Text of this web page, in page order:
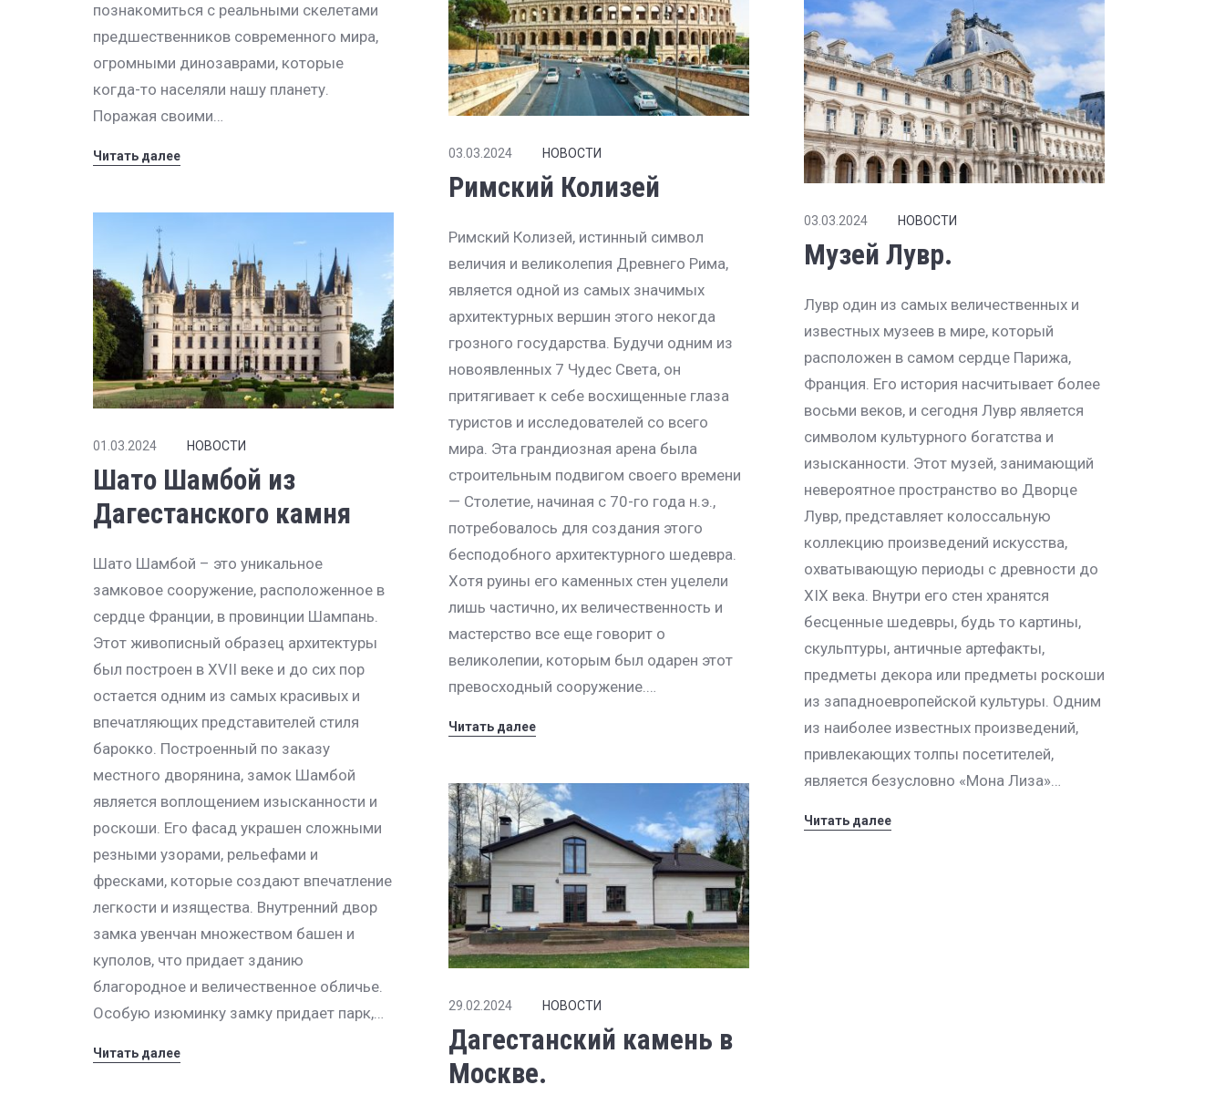
познакомиться с реальными скелетами
предшественников современного мира,
огромными динозаврами, которые
когда-то населяли нашу планету.
Поражая своими…
Читать далее 03.03.2024 НОВОСТИ
Римский Колизей
Римский Колизей, истинный символ
величия и великолепия Древнего Рима,
является одной из самых значимых
архитектурных вершин этого некогда
грозного государства. Будучи одним из
новоявленных 7 Чудес Света, он
притягивает к себе восхищенные глаза
туристов и исследователей со всего
мира. Эта грандиозная арена была
строительным подвигом своего времени
— Столетие, начиная с 70-го года н.э.,
потребовалось для создания этого
бесподобного архитектурного шедевра.
Хотя руины его каменных стен уцелели
лишь частично, их величественность и
мастерство все еще говорит о
великолепии, которым был одарен этот
превосходный сооружение.…
Читать далее
03.03.2024 НОВОСТИ
Музей Лувр.
Лувр один из самых величественных и
известных музеев в мире, который
расположен в самом сердце Парижа,
Франция. Его история насчитывает более
восьми веков, и сегодня Лувр является
символом культурного богатства и
изысканности. Этот музей, занимающий
невероятное пространство во Дворце
Лувр, представляет колоссальную
коллекцию произведений искусства,
охватывающую периоды с древности до
XIX века. Внутри его стен хранятся
бесценные шедевры, будь то картины,
скульптуры, античные артефакты,
предметы декора или предметы роскоши
из западноевропейской культуры. Одним
из наиболее известных произведений,
привлекающих толпы посетителей,
является безусловно «Мона Лиза»…
Читать далее
01.03.2024 НОВОСТИ
Шато Шамбой из
Дагестанского камня
Шато Шамбой – это уникальное
замковое сооружение, расположенное в
сердце Франции, в провинции Шампань.
Этот живописный образец архитектуры
был построен в XVII веке и до сих пор
остается одним из самых красивых и
впечатляющих представителей стиля
барокко. Построенный по заказу
местного дворянина, замок Шамбой
является воплощением изысканности и
роскоши. Его фасад украшен сложными
резными узорами, рельефами и
фресками, которые создают впечатление
легкости и изящества. Внутренний двор
замка увенчан множеством башен и
куполов, что придает зданию
благородное и величественное обличье.
Особую изюминку замку придает парк,…
Читать далее
29.02.2024 НОВОСТИ
Дагестанский камень в
Москве.